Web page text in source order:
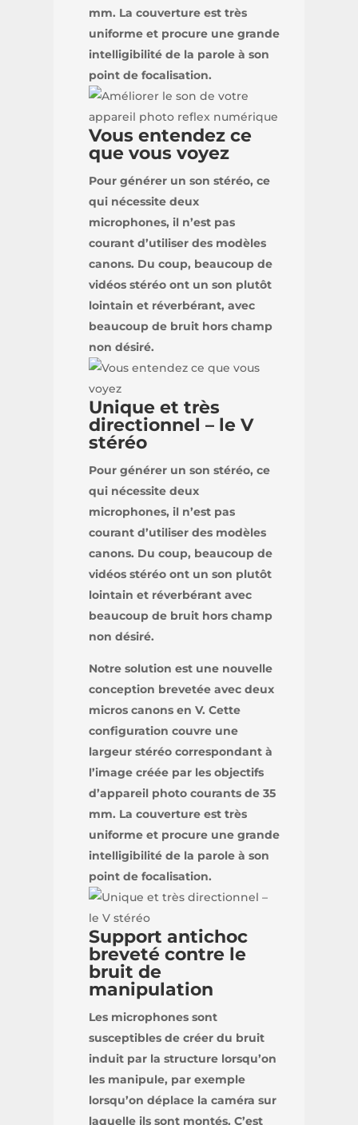
mm. La couverture est très
uniforme et procure une grande
intelligibilité de la parole à son
point de focalisation.
Vous entendez ce
que vous voyez
Pour générer un son stéréo, ce
qui nécessite deux
microphones, il n’est pas
courant d’utiliser des modèles
canons. Du coup, beaucoup de
vidéos stéréo ont un son plutôt
lointain et réverbérant, avec
beaucoup de bruit hors champ
non désiré.
Unique et très
directionnel – le V
stéréo
Pour générer un son stéréo, ce
qui nécessite deux
microphones, il n’est pas
courant d’utiliser des modèles
canons. Du coup, beaucoup de
vidéos stéréo ont un son plutôt
lointain et réverbérant avec
beaucoup de bruit hors champ
non désiré.
Notre solution est une nouvelle
conception brevetée avec deux
micros canons en V. Cette
configuration couvre une
largeur stéréo correspondant à
l’image créée par les objectifs
d’appareil photo courants de 35
mm. La couverture est très
uniforme et procure une grande
intelligibilité de la parole à son
point de focalisation.
Support antichoc
breveté contre le
bruit de
manipulation
Les microphones sont
susceptibles de créer du bruit
induit par la structure lorsqu’on
les manipule, par exemple
lorsqu’on déplace la caméra sur
laquelle ils sont montés. C’est